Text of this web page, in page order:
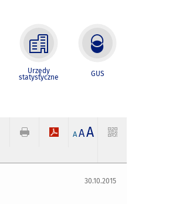
Urzędy
statystyczne GUS
A AA
30.10.2015